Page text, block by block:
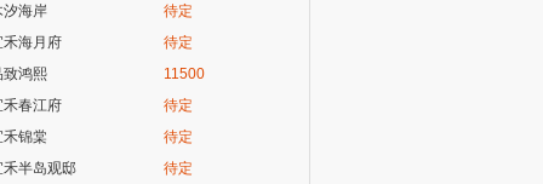
汐海岸
待定
禾海月府
待定
致鸿熙
11500
禾春江府
待定
禾锦棠
待定
禾半岛观邸
待定